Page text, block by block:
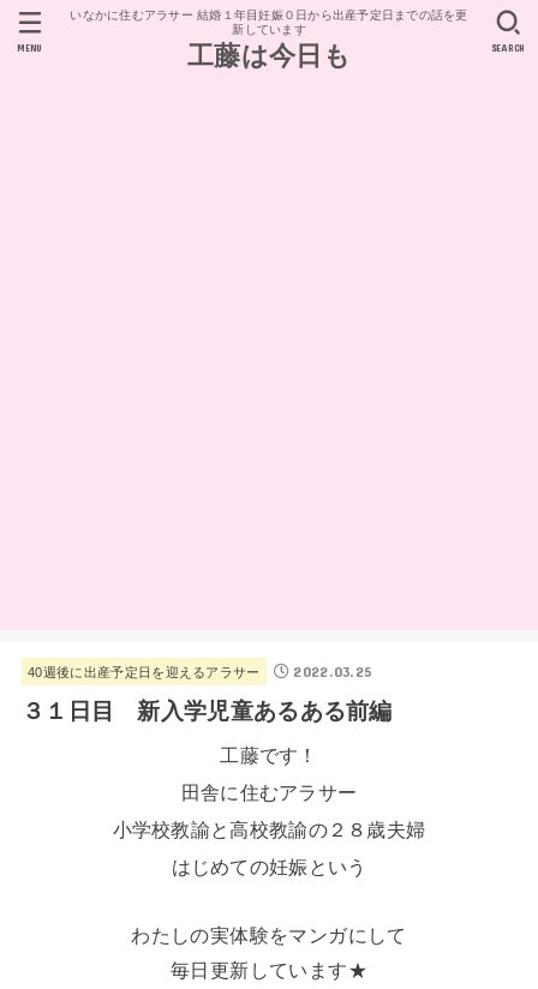
いなかに住むアラサー 結婚１年目妊娠０日から出産予定日までの話を更
新しています
工藤は今日も SEARCH
MENU
40週後に出産予定日を迎えるアラサー 2022.03.25
３１日目 新入学児童あるある前編
工藤です！
田舎に住むアラサー
小学校教諭と高校教諭の２８歳夫婦
はじめての妊娠という
わたしの実体験をマンガにして
毎日更新しています★